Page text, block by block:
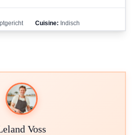
Cuisine: Indisch
Voss